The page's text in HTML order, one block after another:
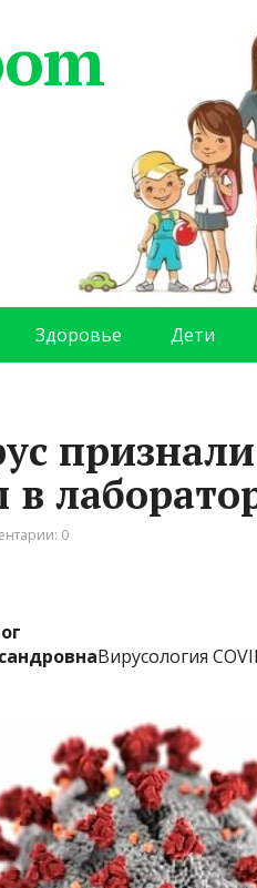
Здоровье Дети
0
Вирусология